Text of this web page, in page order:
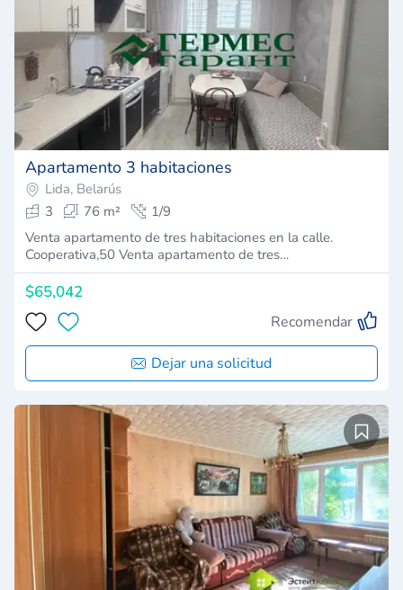
Apartamento 3 habitaciones
Lida, Belarús
3
76 m²
1/9
Venta apartamento de tres habitaciones en la calle.
Cooperativa,50 Venta apartamento de tres…
$65,042
Recomendar
Dejar una solicitud